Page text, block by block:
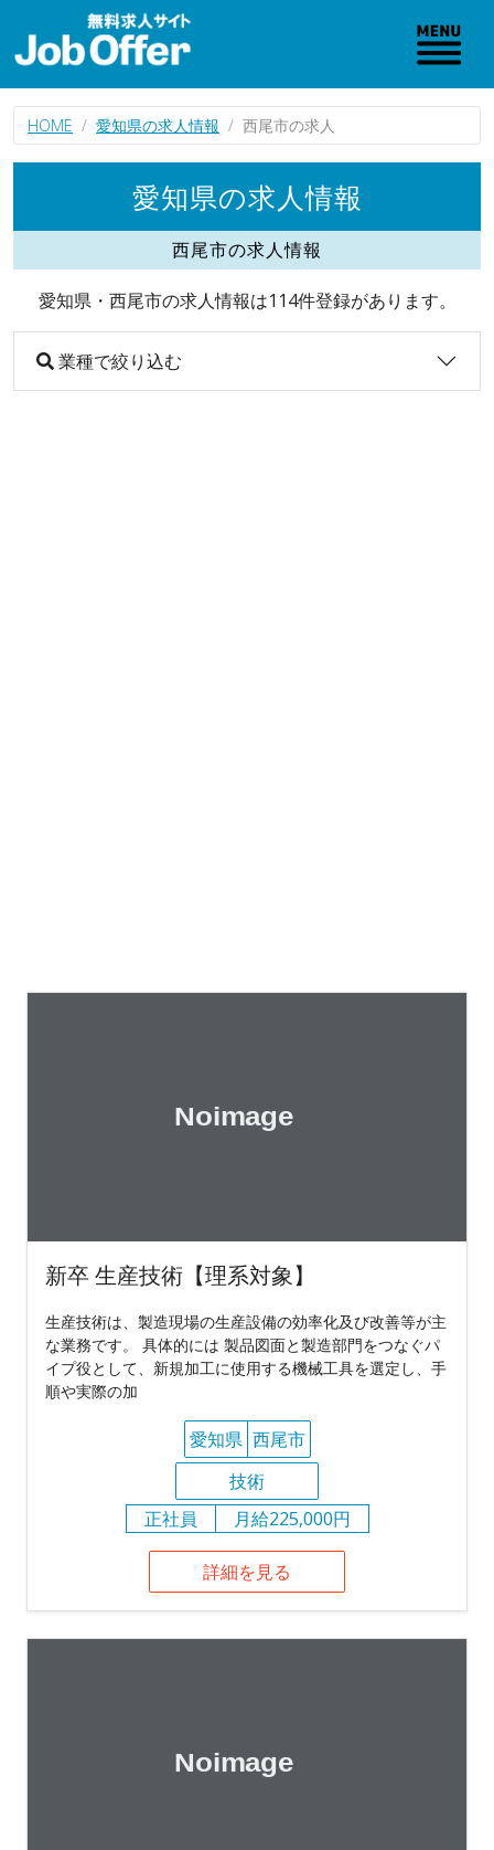
HOME 愛知県の求人情報 西尾市の求人
愛知県の求人情報
西尾市の求人情報
愛知県・西尾市の求人情報は114件登録があります。
業種で絞り込む
新卒 生産技術【理系対象】
生産技術は、製造現場の生産設備の効率化及び改善等が主
な業務です。 具体的には 製品図面と製造部門をつなぐパ
イプ役として、新規加工に使用する機械工具を選定し、手
順や実際の加
愛知県 西尾市
技術
正社員
月給225,000円
詳細を見る